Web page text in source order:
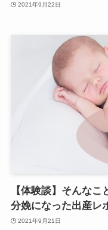
2021年9月22日
【体験談】そんな
分娩になった出産レ
2021年9月21日